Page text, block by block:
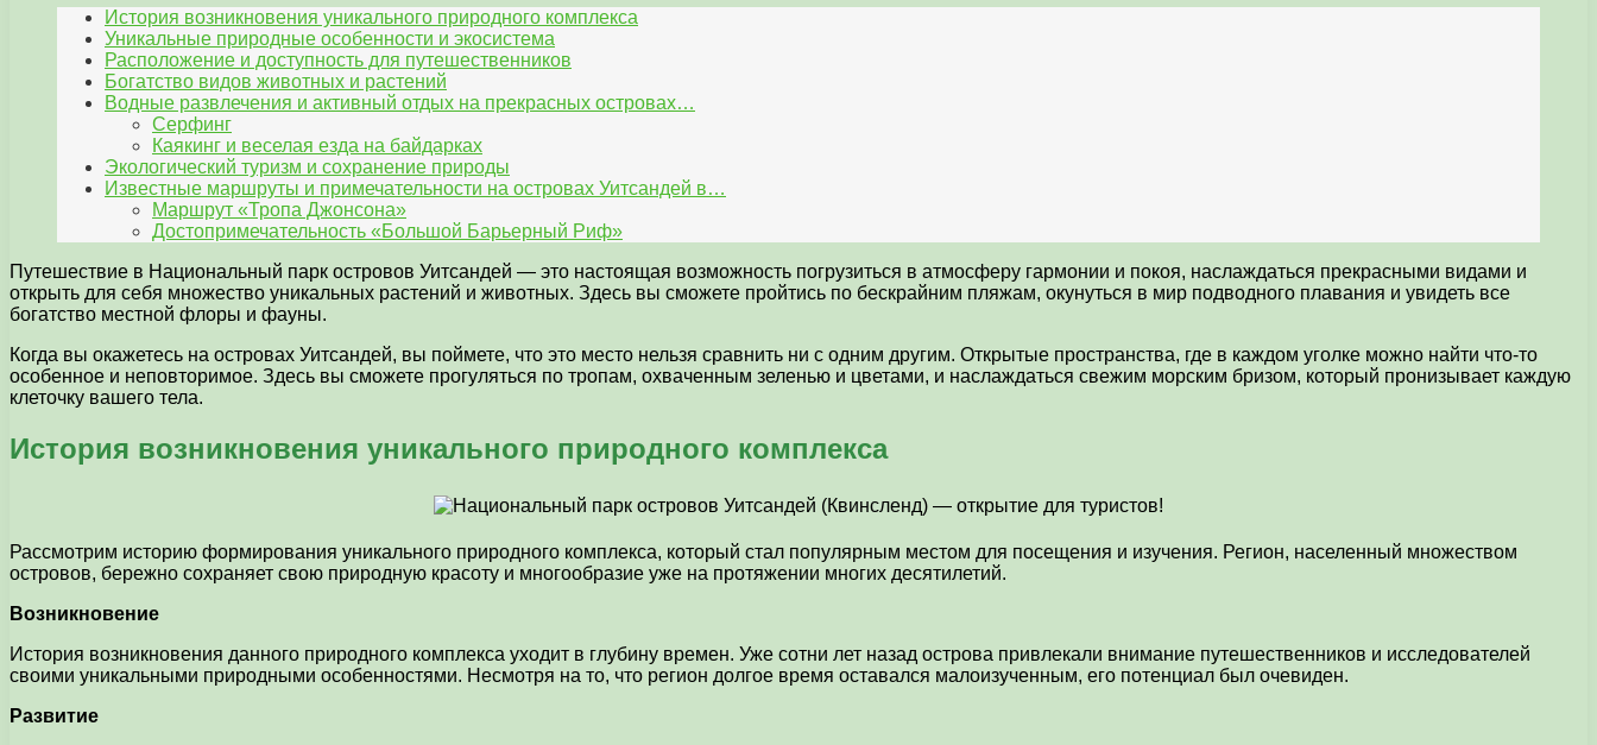
История возникновения уникального природного комплекса
Уникальные природные особенности и экосистема
Расположение и доступность для путешественников
Богатство видов животных и растений
Водные развлечения и активный отдых на прекрасных островах…
Серфинг
Каякинг и веселая езда на байдарках
Экологический туризм и сохранение природы
Известные маршруты и примечательности на островах Уитсандей в…
Маршрут «Тропа Джонсона»
Достопримечательность «Большой Барьерный Риф»
Путешествие в Национальный парк островов Уитсандей — это настоящая возможность погрузиться в атмосферу гармонии и покоя, наслаждаться прекрасными видами и
открыть для себя множество уникальных растений и животных. Здесь вы сможете пройтись по бескрайним пляжам, окунуться в мир подводного плавания и увидеть все
богатство местной флоры и фауны.
Когда вы окажетесь на островах Уитсандей, вы поймете, что это место нельзя сравнить ни с одним другим. Открытые пространства, где в каждом уголке можно найти что-то
особенное и неповторимое. Здесь вы сможете прогуляться по тропам, охваченным зеленью и цветами, и наслаждаться свежим морским бризом, который пронизывает каждую
клеточку вашего тела.
История возникновения уникального природного комплекса
Рассмотрим историю формирования уникального природного комплекса, который стал популярным местом для посещения и изучения. Регион, населенный множеством
островов, бережно сохраняет свою природную красоту и многообразие уже на протяжении многих десятилетий.
Возникновение
История возникновения данного природного комплекса уходит в глубину времен. Уже сотни лет назад острова привлекали внимание путешественников и исследователей
своими уникальными природными особенностями. Несмотря на то, что регион долгое время оставался малоизученным, его потенциал был очевиден.
Развитие